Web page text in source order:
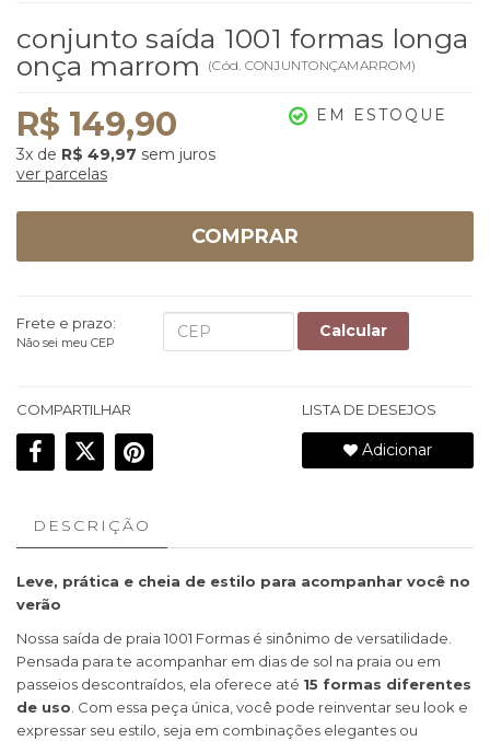
conjunto saída 1001 formas longa
onça marrom
(Cód. CONJUNTONÇAMARROM)
R$ 149,90
3x de R$ 49,97 sem juros
ver parcelas
EM ESTOQUE
COMPRAR
Frete e prazo:
Não sei meu CEP
Calcular
COMPARTILHAR LISTA DE DESEJOS
Adicionar
DESCRIÇÃO
Leve, prática e cheia de estilo para acompanhar você no
verão
Nossa saída de praia 1001 Formas é sinônimo de versatilidade.
Pensada para te acompanhar em dias de sol na praia ou em
passeios descontraídos, ela oferece até 15 formas diferentes
de uso . Com essa peça única, você pode reinventar seu look e
expressar seu estilo, seja em combinações elegantes ou